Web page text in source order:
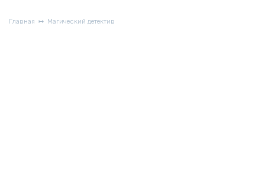
Главная Магический детектив